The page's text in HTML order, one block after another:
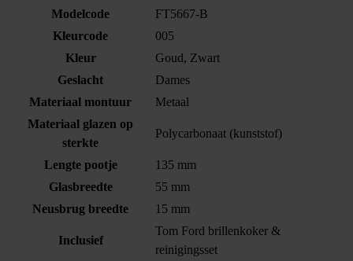
Modelcode
FT5667-B
Kleurcode
005
Kleur
Goud, Zwart
Geslacht
Dames
Materiaal montuur
Metaal
Materiaal glazen op
sterkte
Polycarbonaat (kunststof)
Lengte pootje
135 mm
Glasbreedte
55 mm
Neusbrug breedte
15 mm
Inclusief
Tom Ford brillenkoker &
reinigingsset